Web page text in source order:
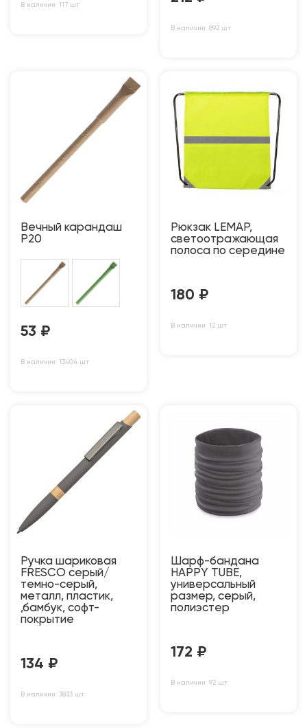
В наличии: 117 шт
В наличии: 892 шт
Вечный карандаш
P20
53 ₽
В наличии: 13404 шт
Рюкзак LEMAP,
светоотражающая
полоса по середине
180 ₽
В наличии: 12 шт
Ручка шариковая
FRESCO серый/
темно-серый,
металл, пластик,
,бамбук, софт-
покрытие
134 ₽
В наличии: 3833 шт
Шарф-бандана
HAPPY TUBE,
универсальный
размер, серый,
полиэстер
172 ₽
В наличии: 92 шт